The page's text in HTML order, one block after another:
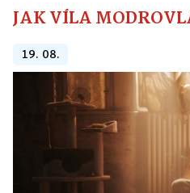
JAK VÍLA
19. 08.